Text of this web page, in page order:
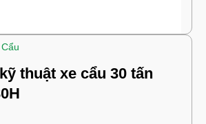
thuật xe cẩu 30 tấn